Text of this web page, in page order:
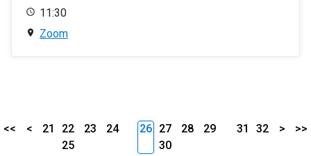
11:30
Zoom
<< < 21 22 23
24
25
26 27 28
29
30
31 32 > >>